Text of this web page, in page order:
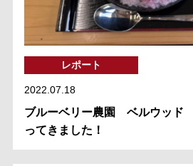
レポート
2022.07.18
ブルーベリー農園 ベルウッド
ってきました！